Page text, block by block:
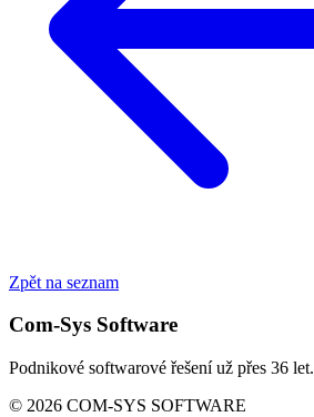
Zpět na seznam
Com-Sys Software
Podnikové softwarové řešení už přes 36 let.
© 2026 COM-SYS SOFTWARE